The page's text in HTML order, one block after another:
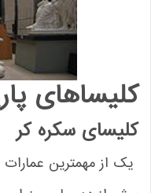
سکره کر
از مهمترین عمارات